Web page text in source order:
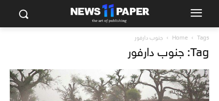
Home Tags جنوب دارفور
Tag: جنوب دارفور